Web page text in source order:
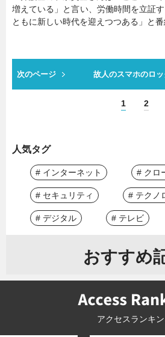
増えている」と言い、労働時間を立証
ともに新しい時代を迎えつつある」と番
次のページ 故人のスマホのロ
1 2
人気タグ
# インターネット # クロ
# セキュリティ # テクノ
# デジタル # テレビ
おすすめ
アクセスランキ